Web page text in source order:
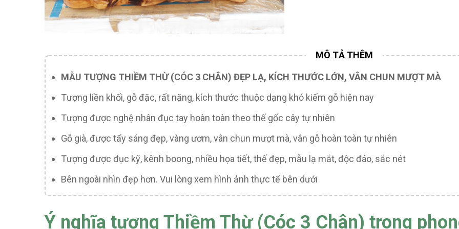
MẪU TƯỢNG THIỀM THỪ (CÓC 3 CHÂN) ĐẸP LẠ, KÍCH THƯỚC LỚN, VÂN CHUN MƯỢT MÀ
Tượng liền khối, gỗ đặc, rất nặng, kích thước thuộc dạng khó kiếm gỗ hiện nay
Tượng được nghệ nhân đục tay hoàn toàn theo thế gốc cây tự nhiên
Gỗ già, được tẩy sáng đẹp, vàng ươm, vân chun mượt mà, vân gỗ hoàn toàn tự nhiên
Tượng được đục kỹ, kênh boong, nhiều họa tiết, thế đẹp, mẫu lạ mắt, độc đáo, sắc nét
Bên ngoài nhìn đẹp hơn. Vui lòng xem hình ảnh thực tế bên dưới
Ý nghĩa tượng Thiềm Thừ (Cóc 3 Chân) trong